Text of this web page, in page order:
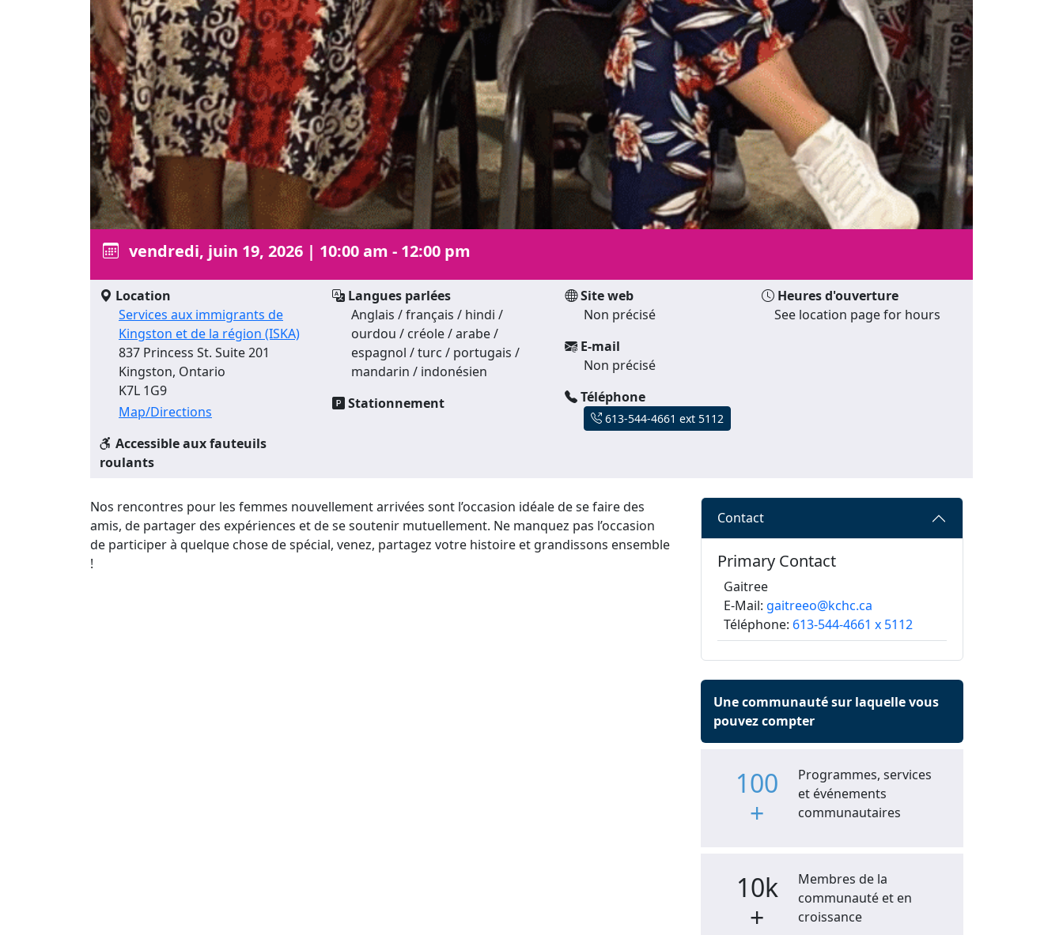
vendredi, juin 19, 2026 | 10:00 am - 12:00 pm
Location
Services aux immigrants de
Kingston et de la région (ISKA)
837 Princess St. Suite 201
Kingston, Ontario
K7L 1G9
Map/Directions
Accessible aux fauteuils
roulants
Langues parlées
Anglais / français / hindi /
ourdou / créole / arabe /
espagnol / turc / portugais /
mandarin / indonésien
Stationnement
Site web
Non précisé
E-mail
Non précisé
Téléphone
613-544-4661 ext 5112
Heures d'ouverture
See location page for hours
Nos rencontres pour les femmes nouvellement arrivées sont l’occasion idéale de se faire des
amis, de partager des expériences et de se soutenir mutuellement. Ne manquez pas l’occasion
de participer à quelque chose de spécial, venez, partagez votre histoire et grandissons ensemble
!
Contact
Primary Contact
Gaitree
E-Mail: gaitreeo@kchc.ca
Téléphone: 613-544-4661 x 5112
Une communauté sur laquelle vous
pouvez compter
100
+
Programmes, services
et événements
communautaires
10k
+
Membres de la
communauté et en
croissance